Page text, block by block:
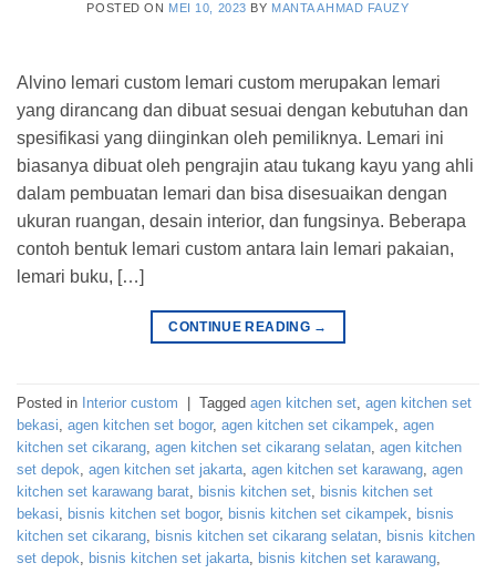
POSTED ON MEI 10, 2023 BY MANTA AHMAD FAUZY
Alvino lemari custom lemari custom merupakan lemari
yang dirancang dan dibuat sesuai dengan kebutuhan dan
spesifikasi yang diinginkan oleh pemiliknya. Lemari ini
biasanya dibuat oleh pengrajin atau tukang kayu yang ahli
dalam pembuatan lemari dan bisa disesuaikan dengan
ukuran ruangan, desain interior, dan fungsinya. Beberapa
contoh bentuk lemari custom antara lain lemari pakaian,
lemari buku, […]
CONTINUE READING →
Posted in Interior custom Tagged agen kitchen set agen kitchen set
bekasi agen kitchen set bogor, agen kitchen set cikampek agen
kitchen set cikarang agen kitchen set cikarang selatan agen kitchen
set depok agen kitchen set jakarta agen kitchen set karawang agen
kitchen set karawang barat
bisnis kitchen set
bisnis kitchen set
bekasi
bisnis kitchen set bogor, bisnis kitchen set cikampek
bisnis
kitchen set cikarang
bisnis kitchen set cikarang selatan
bisnis kitchen
set depok
bisnis kitchen set jakarta bisnis kitchen set karawang